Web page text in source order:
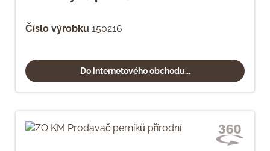
Číslo výrobku 150216
Do internetového obchodu...